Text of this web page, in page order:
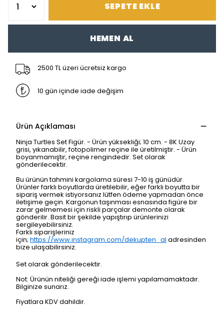
SEPETE EKLE
HEMEN AL
2500 TL üzeri ücretsiz kargo
10 gün içinde iade değişim
Ürün Açıklaması
Ninja Turtles Set Figür. - Ürün yüksekliği; 10 cm. - 8K Uzay
grisi, yıkanabilir, fotopolimer reçine ile üretilmiştir. - Ürün
boyanmamıştır, reçine rengindedir. Set olarak
gönderilecektir.
Bu ürünün tahmini kargolama süresi 7-10 iş günüdür.
Ürünler farklı boyutlarda üretilebilir, eğer farklı boyutta bir
sipariş vermek istiyorsanız lütfen ödeme yapmadan önce
iletişime geçin. Kargonun taşınması esnasında figüre bir
zarar gelmemesi için riskli parçalar demonte olarak
gönderilir. Basit bir şekilde yapıştırıp ürünlerinizi
sergileyebilirsiniz.
Farklı siparişleriniz
için; https://www.instagram.com/dekupten_al adresinden
bize ulaşabilirsiniz.
Set olarak gönderilecektir.
Not: Ürünün niteliği gereği iade işlemi yapılamamaktadır.
Bilginize sunarız.
Fiyatlara KDV dahildir.